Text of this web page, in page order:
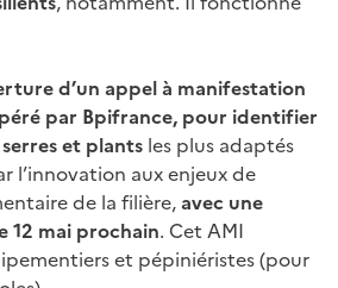
d’un appel à manifestation
par Bpifrance, pour identifier
et plants les plus adaptés
l’innovation aux enjeux de
de la filière,avec une
12 mai prochain. Cet AMI
et pépiniéristes (pour